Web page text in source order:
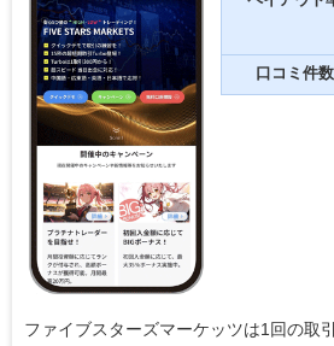
口コミ件数
ファイブスターズマーケッツは1回の取